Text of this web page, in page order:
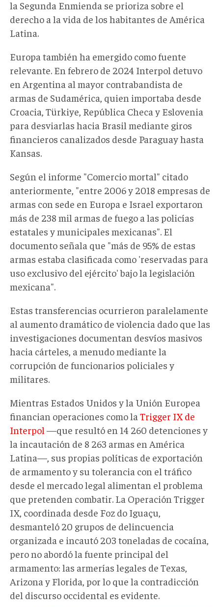
la Segunda Enmienda se prioriza sobre el
derecho a la vida de los habitantes de América
Latina.
Europa también ha emergido como fuente
relevante. En febrero de 2024 Interpol detuvo
en Argentina al mayor contrabandista de
armas de Sudamérica, quien importaba desde
Croacia, Türkiye, República Checa y Eslovenia
para desviarlas hacia Brasil mediante giros
financieros canalizados desde Paraguay hasta
Kansas.
Según el informe "Comercio mortal" citado
anteriormente, "entre 2006 y 2018 empresas de
armas con sede en Europa e Israel exportaron
más de 238 mil armas de fuego a las policías
estatales y municipales mexicanas". El
documento señala que "más de 95% de estas
armas estaba clasificada como 'reservadas para
uso exclusivo del ejército' bajo la legislación
mexicana".
Estas transferencias ocurrieron paralelamente
al aumento dramático de violencia dado que las
investigaciones documentan desvíos masivos
hacia cárteles, a menudo mediante la
corrupción de funcionarios policiales y
militares.
Mientras Estados Unidos y la Unión Europea
financian operaciones como la Trigger IX de
Interpol —que resultó en 14 260 detenciones y
la incautación de 8 263 armas en América
Latina—, sus propias políticas de exportación
de armamento y su tolerancia con el tráfico
desde el mercado legal alimentan el problema
que pretenden combatir. La Operación Trigger
IX, coordinada desde Foz do Iguaçu,
desmanteló 20 grupos de delincuencia
organizada e incautó 203 toneladas de cocaína,
pero no abordó la fuente principal del
armamento: las armerías legales de Texas,
Arizona y Florida, por lo que la contradicción
del discurso occidental es evidente.